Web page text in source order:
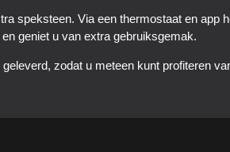
speksteen. Via een thermostaat en app
geniet u van extra gebruiksgemak.
zodat u meteen kunt profiteren